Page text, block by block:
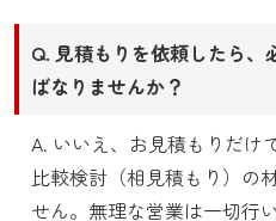
Q. 見積もりを依頼したら
ばなりませんか？
A. いいえ、お見積もりだけ
比較検討（相見積もり）の
せん。無理な営業は一切行